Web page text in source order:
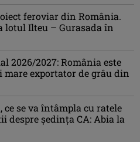
feroviar din România.
lotul Ilteu – Gurasada în
2026/2027: România este
mare exportator de grâu din
ce se va întâmpla cu ratele
despre ședința CA: Abia la